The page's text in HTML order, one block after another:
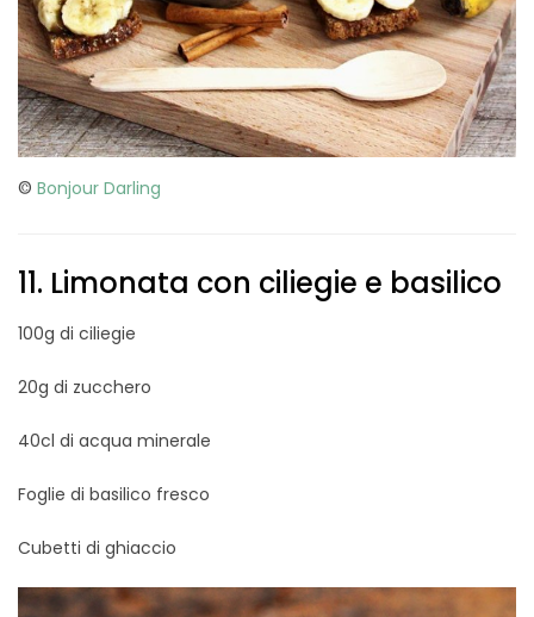
© Bonjour Darling
11. Limonata con ciliegie e basilico
100g di ciliegie
20g di zucchero
40cl di acqua minerale
Foglie di basilico fresco
Cubetti di ghiaccio